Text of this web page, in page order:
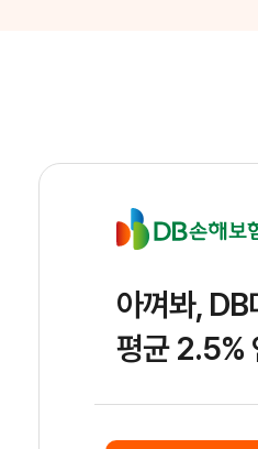
아껴봐, DB
평균 2.5%